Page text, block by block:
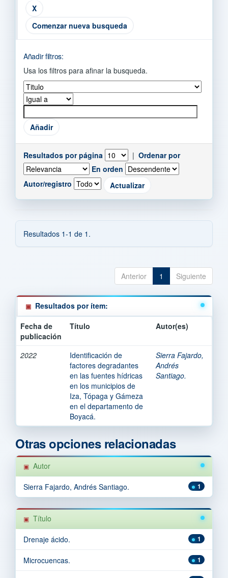
Comenzar nueva busqueda
Añadir filtros:
Usa los filtros para afinar la busqueda.
Resultados por página | Ordenar por
En orden
Autor/registro
Resultados 1-1 de 1.
Anterior 1 Siguiente
Resultados por ítem:
Fecha de
publicación
Título Autor(es)
2022
Identificación de
factores degradantes
en las fuentes hídricas
en los municipios de
Iza, Tópaga y Gámeza
en el departamento de
Boyacá.
Sierra Fajardo,
Andrés
Santiago.
Otras opciones relacionadas
Autor
1
Sierra Fajardo, Andrés Santiago.
Título
1
Drenaje ácido.
1
Microcuencas.